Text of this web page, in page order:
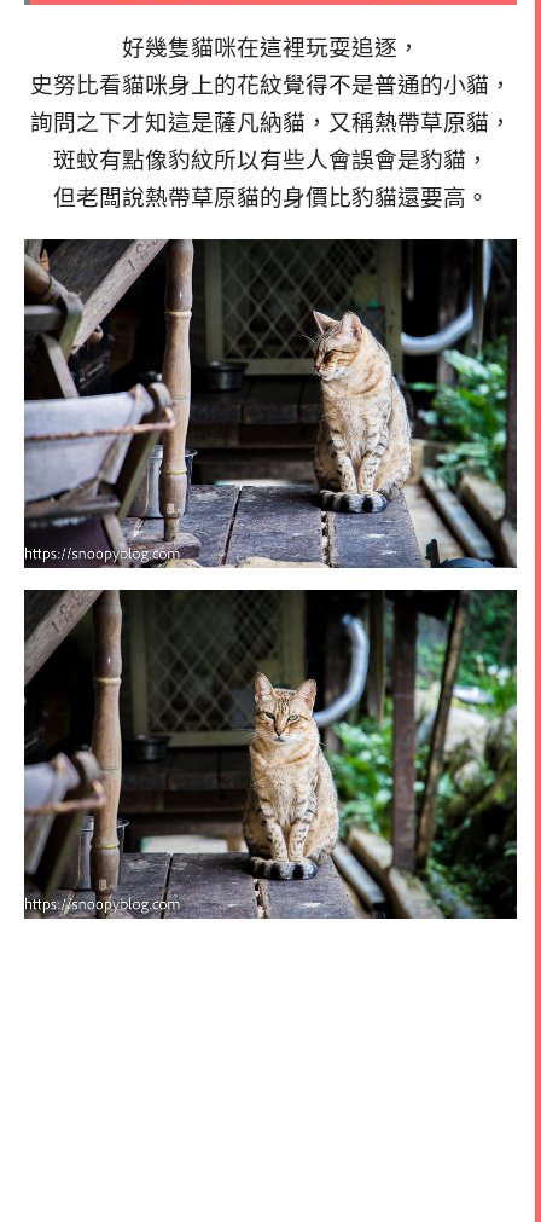
好幾隻貓咪在這裡玩耍追逐，
史努比看貓咪身上的花紋覺得不是普通的小貓，
詢問之下才知這是薩凡納貓，又稱熱帶草原貓，
斑蚊有點像豹紋所以有些人會誤會是豹貓，
但老闆說熱帶草原貓的身價比豹貓還要高。